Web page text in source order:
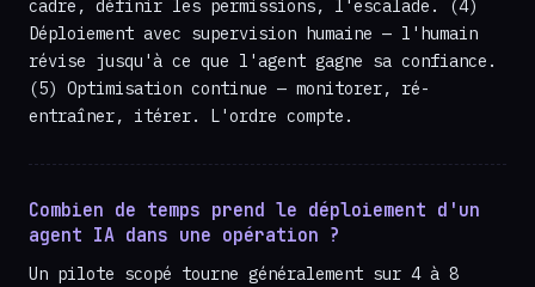
cadre, définir les permissions, l'escalade. (4)
Déploiement avec supervision humaine — l'humain
révise jusqu'à ce que l'agent gagne sa confiance.
(5) Optimisation continue — monitorer, ré-
entraîner, itérer. L'ordre compte.
Combien de temps prend le déploiement d'un
agent IA dans une opération ?
Un pilote scopé tourne généralement sur 4 à 8